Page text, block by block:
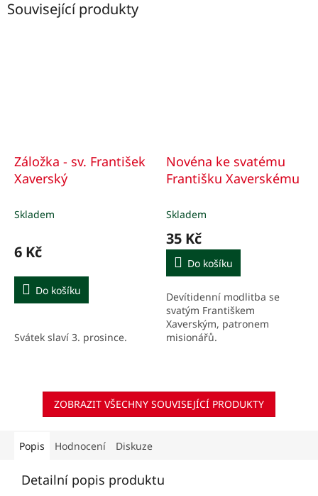
Související produkty
Záložka - sv. František
Xaverský
Skladem
6 Kč
Do košíku
Svátek slaví 3. prosince.
Novéna ke svatému
Františku Xaverskému
Skladem
35 Kč
Do košíku
Devítidenní modlitba se
svatým Františkem
Xaverským, patronem
misionářů.
ZOBRAZIT VŠECHNY SOUVISEJÍCÍ PRODUKTY
Popis Hodnocení Diskuze
Detailní popis produktu